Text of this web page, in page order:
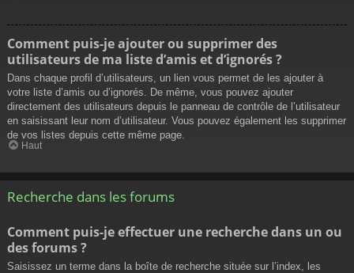
Comment puis-je ajouter ou supprimer des
utilisateurs de ma liste d’amis et d’ignorés ?
Dans chaque profil d’utilisateurs, un lien vous permet de les ajouter à
votre liste d’amis ou d’ignorés. De même, vous pouvez ajouter
directement des utilisateurs depuis le panneau de contrôle de l’utilisateur
en saisissant leur nom d’utilisateur. Vous pouvez également les supprimer
de vos listes depuis cette même page.
Haut
Recherche dans les forums
Comment puis-je effectuer une recherche dans un ou
des forums ?
Saisissez un terme dans la boîte de recherche située sur l’index, les